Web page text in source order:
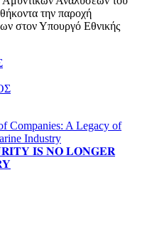
την παροχή
στον Υπουργό Εθνικής
Companies: A Legacy of
Industry
𝐈𝐒 𝐍𝐎 𝐋𝐎𝐍𝐆𝐄𝐑